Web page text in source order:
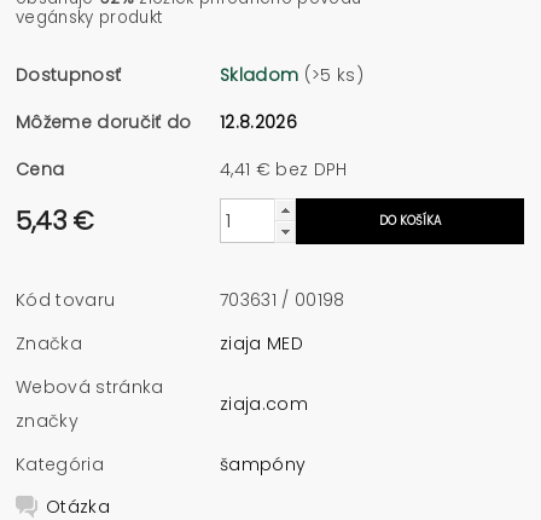
vegánsky produkt
Dostupnosť Skladom (>5 ks)
Môžeme doručiť do
12.8.2026
Cena
4,41 € bez DPH
5,43 €
Kód tovaru
703631 / 00198
Značka
ziaja MED
Webová stránka
značky
ziaja.com
Kategória
šampóny
Otázka